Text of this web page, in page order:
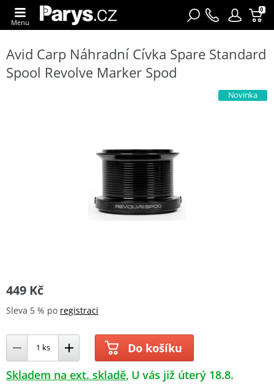
0
Menu
Avid Carp Náhradní Cívka Spare Standard
Spool Revolve Marker Spod
Novinka
449 Kč
Sleva 5 % po registraci
Do košíku
Skladem na ext. skladě U vás již úterý 18.8.